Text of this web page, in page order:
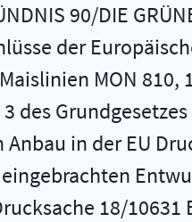
90/DIE
der
MON
des
in der EU
18/